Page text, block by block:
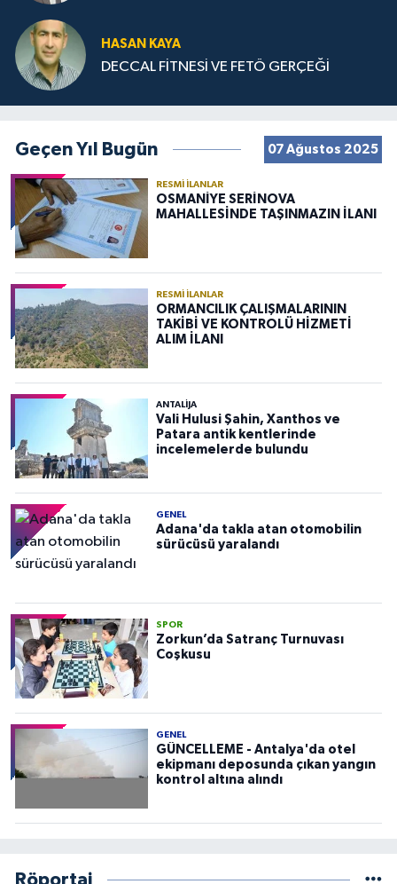
HASAN KAYA
DECCAL FİTNESİ VE FETÖ GERÇEĞİ
Geçen Yıl Bugün 07 Ağustos 2025
RESMI İLANLAR
OSMANİYE SERİNOVA
MAHALLESİNDE TAŞINMAZIN İLANI
RESMI İLANLAR
ORMANCILIK ÇALIŞMALARININ
TAKİBİ VE KONTROLÜ HİZMETİ
ALIM İLANI
ANTALIJA
Vali Hulusi Şahin, Xanthos ve
Patara antik kentlerinde
incelemelerde bulundu
GENEL
Adana'da takla atan otomobilin
sürücüsü yaralandı
SPOR
Zorkun’da Satranç Turnuvası
Coşkusu
GENEL
GÜNCELLEME - Antalya'da otel
ekipmanı deposunda çıkan yangın
kontrol altına alındı
Röportaj